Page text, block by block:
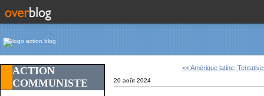
ACTION
COMMUNISTE
<< Amérique latine:
20 août 2024